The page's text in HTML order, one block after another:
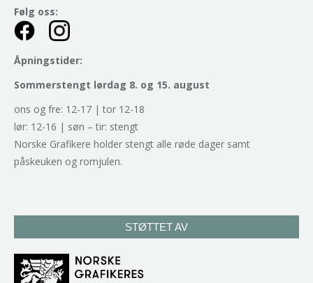
Følg oss:
Åpningstider:
Sommerstengt lørdag 8. og 15. august
ons og fre: 12-17 | tor 12-18
lør: 12-16 | søn – tir: stengt
Norske Grafikere holder stengt alle røde dager samt
påskeuken og romjulen.
STØTTET AV